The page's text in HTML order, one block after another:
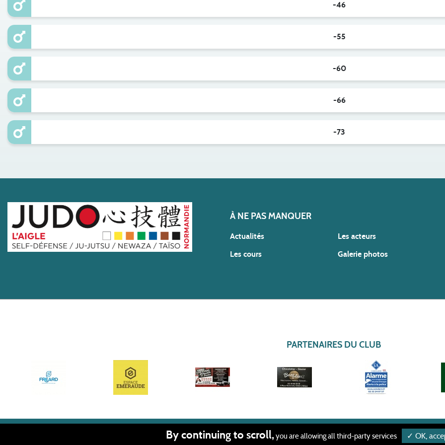
-46
-55
-60
-66
-73
À NE PAS MANQUER
Actualités
Les cours
Les acteurs
Galerie photos
PARTENAIRES DU CLUB
PROTECTION DES
By continuing to scroll, you are allowing all third-party services ✓ OK,